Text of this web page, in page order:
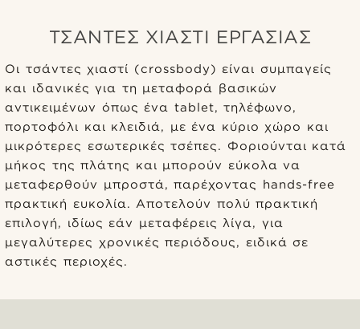
ΤΣΑΝΤΕΣ ΧΙΑΣΤΙ ΕΡΓΑΣΙΑΣ
Οι τσάντες χιαστί (crossbody) είναι συμπαγείς
και ιδανικές για τη μεταφορά βασικών
αντικειμένων όπως ένα tablet, τηλέφωνο,
πορτοφόλι και κλειδιά, με ένα κύριο χώρο και
μικρότερες εσωτερικές τσέπες. Φοριούνται κατά
μήκος της πλάτης και μπορούν εύκολα να
μεταφερθούν μπροστά, παρέχοντας hands-free
πρακτική ευκολία. Αποτελούν πολύ πρακτική
επιλογή, ιδίως εάν μεταφέρεις λίγα, για
μεγαλύτερες χρονικές περιόδους, ειδικά σε
αστικές περιοχές.